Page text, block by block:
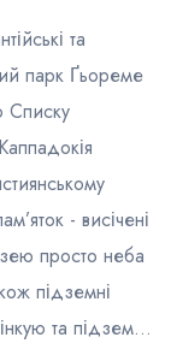
та
парк Ґьореме
Списку
- висічені
просто неба
підземні
та підземне